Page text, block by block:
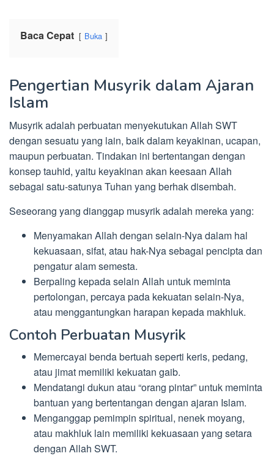
Baca Cepat Buka
Pengertian Musyrik dalam Ajaran
Islam
Musyrik adalah perbuatan menyekutukan Allah SWT
dengan sesuatu yang lain, baik dalam keyakinan, ucapan,
maupun perbuatan. Tindakan ini bertentangan dengan
konsep tauhid, yaitu keyakinan akan keesaan Allah
sebagai satu-satunya Tuhan yang berhak disembah.
Seseorang yang dianggap musyrik adalah mereka yang:
Menyamakan Allah dengan selain-Nya dalam hal
kekuasaan, sifat, atau hak-Nya sebagai pencipta dan
pengatur alam semesta.
Berpaling kepada selain Allah untuk meminta
pertolongan, percaya pada kekuatan selain-Nya,
atau menggantungkan harapan kepada makhluk.
Contoh Perbuatan Musyrik
Memercayai benda bertuah seperti keris, pedang,
atau jimat memiliki kekuatan gaib.
Mendatangi dukun atau “orang pintar” untuk meminta
bantuan yang bertentangan dengan ajaran Islam.
Menganggap pemimpin spiritual, nenek moyang,
atau makhluk lain memiliki kekuasaan yang setara
dengan Allah SWT.